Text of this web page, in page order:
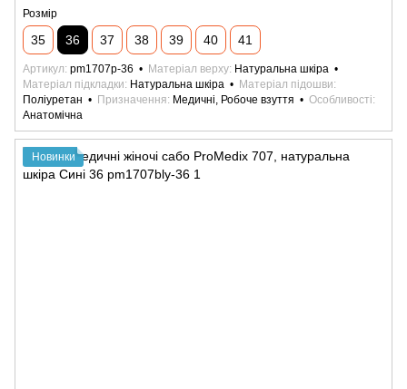
Розмір
35 36 37 38 39 40 41
Артикул pm1707p-36 Матеріал верху Натуральна шкіра
Матеріал підкладки
Натуральна шкіра
Матеріал підошви
Поліуретан
Призначення Медичні, Робоче взуття
Особливості
Анатомічна
Новинки